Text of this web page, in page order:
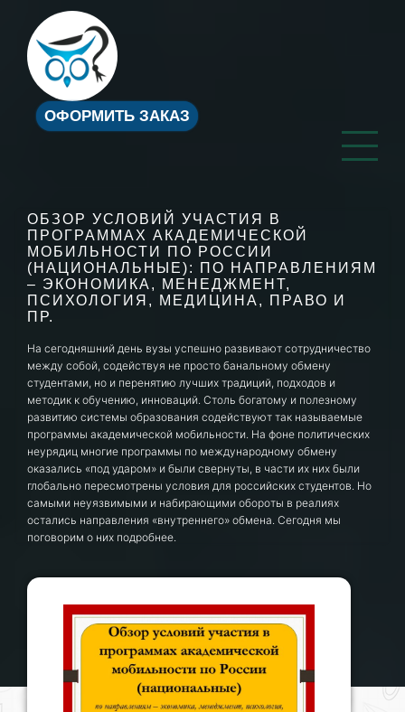
ОФОРМИТЬ ЗАКАЗ
ОБЗОР УСЛОВИЙ УЧАСТИЯ В
ПРОГРАММАХ АКАДЕМИЧЕСКОЙ
МОБИЛЬНОСТИ ПО РОССИИ
(НАЦИОНАЛЬНЫЕ): ПО НАПРАВЛЕНИЯМ
– ЭКОНОМИКА, МЕНЕДЖМЕНТ,
ПСИХОЛОГИЯ, МЕДИЦИНА, ПРАВО И
ПР.
На сегодняшний день вузы успешно развивают сотрудничество
между собой, содействуя не просто банальному обмену
студентами, но и перенятию лучших традиций, подходов и
методик к обучению, инноваций. Столь богатому и полезному
развитию системы образования содействуют так называемые
программы академической мобильности. На фоне политических
неурядиц многие программы по международному обмену
оказались «под ударом» и были свернуты, в части их них были
глобально пересмотрены условия для российских студентов. Но
самыми неуязвимыми и набирающими обороты в реалиях
остались направления «внутреннего» обмена. Сегодня мы
поговорим о них подробнее.